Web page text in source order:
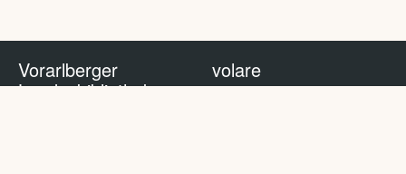
Vorarlberger
Landesbibliothek
volare